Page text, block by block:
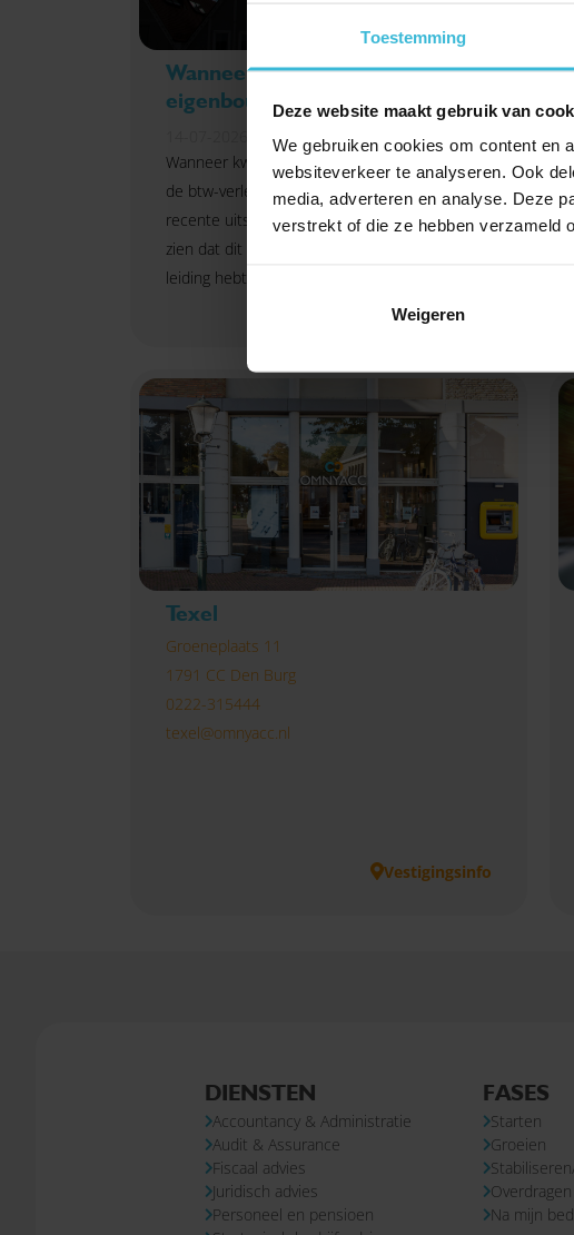
Toestemming
Deze website maakt gebruik van
We gebruiken cookies om content en
websiteverkeer te analyseren. Ook
media, adverteren en analyse. Deze
verstrekt of die ze hebben verzameld
Weigeren
Wanneer ben je een
eigenbouwer voor de btw?
Wanneer kwalificeer je als eigenbouwer voor
de btw-verleggingsregeling in de bouw? Een
recente uitspraak van een gerechtshof laat
zien dat dit het geval kan zijn als je de algehele
leiding hebt over bouw- of
Lees verder
Texel
Groeneplaats 11
1791 CC Den Burg
0222-315444
texel@omnyacc.nl
Vestigingsinfo
DIENSTEN
Accountancy & Administratie
Audit & Assurance
Fiscaal advies
Juridisch advies
Personeel en pensioen
FASES
Starten
Groeien
Overdragen
Na mijn